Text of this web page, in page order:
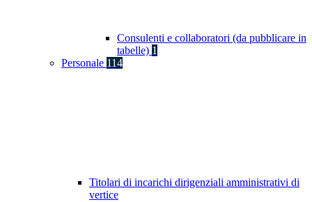
Consulenti e collaboratori (da pubblicare in
tabelle) 1
Personale 114
Titolari di incarichi dirigenziali amministrativi di
vertice